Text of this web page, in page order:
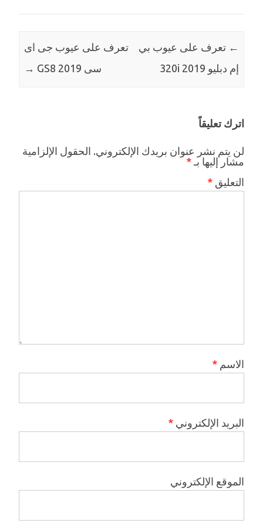
← تعرف على عيوب بي
إم دبليو 320i 2019
تعرف على عيوب جى اى
سى GS8 2019
→
اترك تعليقاً
لن يتم نشر عنوان بريدك الإلكتروني. الحقول الإلزامية
مشار إليها بـ *
التعليق *
الاسم *
البريد الإلكتروني *
الموقع الإلكتروني